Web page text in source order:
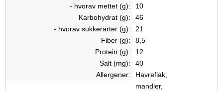
- hvorav mettet (g):
10
Karbohydrat (g):
46
- hvorav sukkerarter (g):
21
Fiber (g):
8,5
Protein (g):
12
Salt (mg):
40
Allergener:
Havreflak,
mandler,